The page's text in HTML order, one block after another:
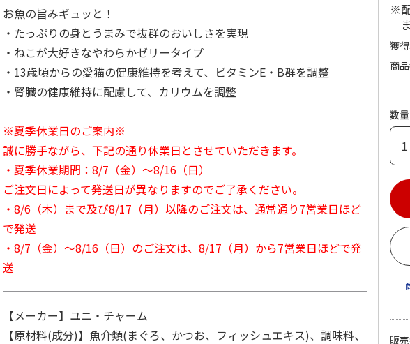
お魚の旨みギュッと！
・たっぷりの身とうまみで抜群のおいしさを実現
・ねこが大好きなやわらかゼリータイプ
・13歳頃からの愛猫の健康維持を考えて、ビタミンE・B群を調整
・腎臓の健康維持に配慮して、カリウムを調整
※夏季休業日のご案内※
誠に勝手ながら、下記の通り休業日とさせていただきます。
・夏季休業期間：8/7（金）～8/16（日）
ご注文日によって発送日が異なりますのでご了承ください。
・8/6（木）まで及び8/17（月）以降のご注文は、通常通り7営業日ほど
で発送
・8/7（金）～8/16（日）のご注文は、8/17（月）から7営業日ほどで発
送
【メーカー】ユニ・チャーム
【原材料(成分)】魚介類(まぐろ、かつお、フィッシュエキス)、調味料、
※
獲
商
数量
販